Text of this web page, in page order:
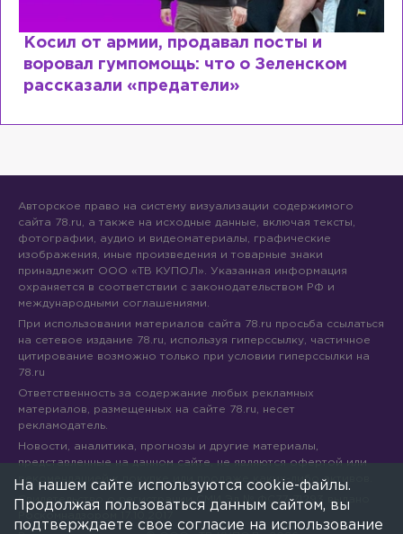
Косил от армии, продавал посты и
воровал гумпомощь: что о Зеленском
рассказали «предатели»
Авторское право на систему визуализации содержимого
сайта 78.ru, а также на исходные данные, включая тексты,
фотографии, аудио и видеоматериалы, графические
изображения, иные произведения и товарные знаки
принадлежит ООО «ТВ КУПОЛ». Указанная информация
охраняется в соответствии с законодательством РФ и
международными соглашениями.
При использовании материалов сайта 78.ru просьба ссылаться
на сетевое издание 78.ru, используя гиперссылку, частичное
цитирование возможно только при условии гиперссылки на
78.ru
Ответственность за содержание любых рекламных
материалов, размещенных на сайте 78.ru, несет
рекламодатель.
Новости, аналитика, прогнозы и другие материалы,
представленные на данном сайте, не являются офертой или
рекомендацией к покупке или продаже каких-либо активов.
Свидетельство о регистрации СМИ Эл № ФС77-71293 выдано
На нашем сайте используются cookie-файлы.
Продолжая пользоваться данным сайтом, вы
подтверждаете свое согласие на использование